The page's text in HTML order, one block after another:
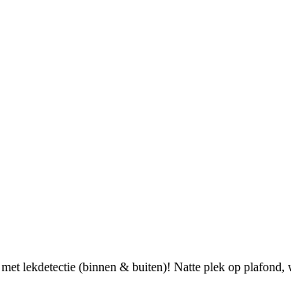
lekdetectie (binnen & buiten)! Natte plek op plafond,